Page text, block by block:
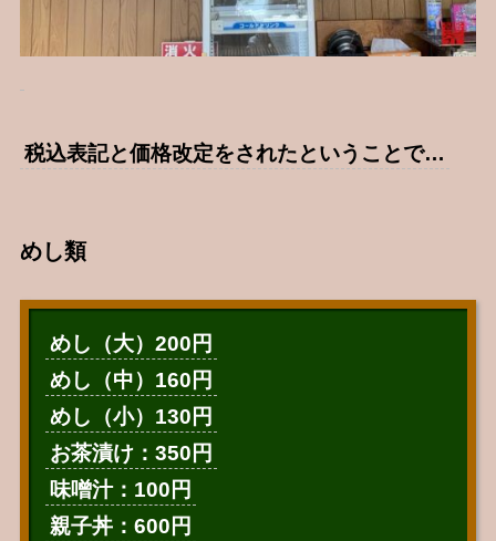
税込表記と価格改定をされたということで…
めし類
めし（大）200円
めし（中）160円
めし（小）130円
お茶漬け：350円
味噌汁：100円
親子丼：600円